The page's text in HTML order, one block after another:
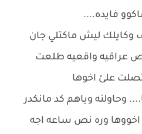
فايده....
وكايلك ليش ماكتلي جان
عراقيه واقعيه طلعت
علئ اخوها
وحاولنه وياهم كد مانكدر
وره نص ساعه اجه